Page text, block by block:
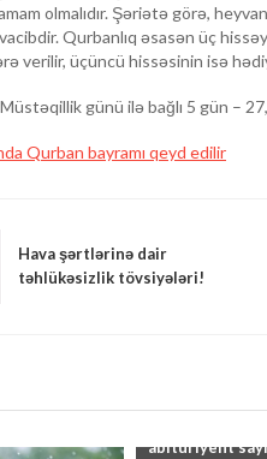
olmalıdır. Şəriətə görə,
Qurbanlıq əsasən üç
verilir, üçüncü hissəsinin isə
günü ilə bağlı 5 gün –
Qurban bayramı qeyd edilir
Hava şərtlərinə dair
təhlükəsizlik tövsiyələri!
abituriyent